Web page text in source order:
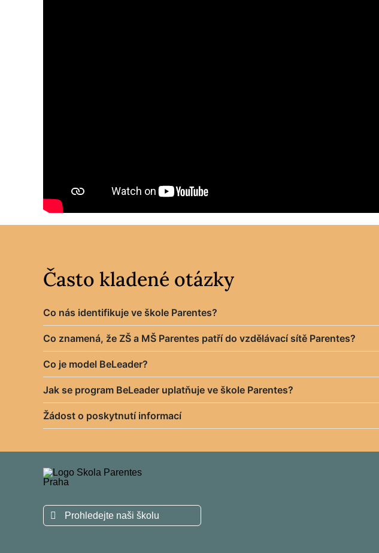
Často kladené otázky
Co nás identifikuje ve škole Parentes?
Co znamená, že ZŠ a MŠ Parentes patří do vzdělávací sítě Parentes?
Co je model BeLeader?
Jak se program BeLeader uplatňuje ve škole Parentes?
Žádost o poskytnutí informací
Hledat: